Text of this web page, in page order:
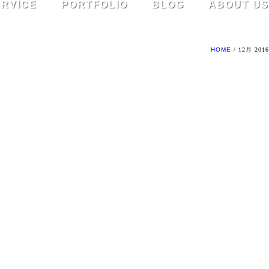
PORTFOLIO BLOG ABOUT US
HOME / 12月 2016